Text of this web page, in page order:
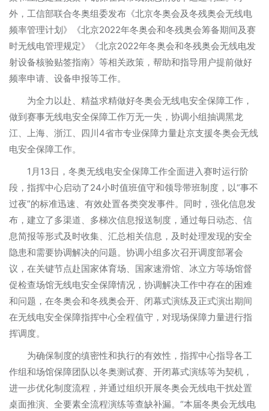
外，工信部联合冬奥组委发布《北京冬奥会及冬残奥会无线电
频率管理计划》《北京2022年冬奥会和冬残奥会筹备期间及赛
时无线电管理规定》《北京2022年冬奥会和冬残奥会无线电发
射设备核验贴签指南》等相关政策，帮助和指导用户提前做好
频率申请、设备申报等工作。
为全力以赴、精益求精做好冬奥会无线电安全保障工作，
做到赛事无线电安全保障工作万无一失，协调小组抽调黑龙
江、上海、浙江、四川4省市专业保障力量赴京支援冬奥会无线
电安全保障工作。
1月13日，冬奥无线电安全保障工作全面进入赛时运行阶
段，指挥中心启动了24小时值班值守和领导带班制度，以“事不
过夜”的标准迅速、有效处置各类突发事件。同时，强化信息发
布，建立了多渠道、多梯次信息报送制度，通过每日动态、信
息简报等形式及时收集、汇总相关信息，及时处理发现的安全
隐患和需要协调解决的问题。协调小组多次召开调度部署会
议，在关键节点赴国家体育场、国家速滑馆、冰立方等场馆督
促检查场馆无线电安全保障情况，协调解决工作中存在的困难
和问题，在冬奥会和冬残奥会开、闭幕式演练及正式演出期间
在无线电安全保障指挥中心全程值守，对现场保障力量进行指
挥调度。
为确保制度的缜密性和执行的有效性，指挥中心指导各工
作组和场馆保障团队以冬奥测试赛、开闭幕式演练等为契机，
进一步优化制度流程，并通过组织开展冬奥会无线电干扰处置
桌面推演、全要素全流程演练等查缺补漏。“本届冬奥会无线电